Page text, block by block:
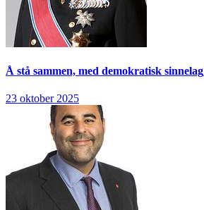
Å stå sammen, med demokratisk sinnelag
23 oktober 2025